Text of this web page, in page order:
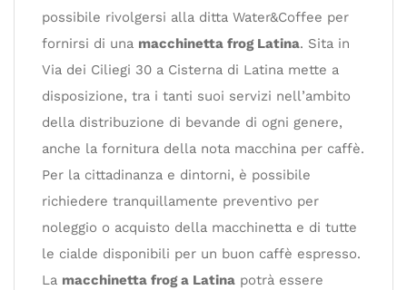
possibile rivolgersi alla ditta Water&Coffee per
fornirsi di una macchinetta frog Latina. Sita in
Via dei Ciliegi 30 a Cisterna di Latina mette a
disposizione, tra i tanti suoi servizi nell’ambito
della distribuzione di bevande di ogni genere,
anche la fornitura della nota macchina per caffè.
Per la cittadinanza e dintorni, è possibile
richiedere tranquillamente preventivo per
noleggio o acquisto della macchinetta e di tutte
le cialde disponibili per un buon caffè espresso.
La macchinetta frog a Latina potrà essere